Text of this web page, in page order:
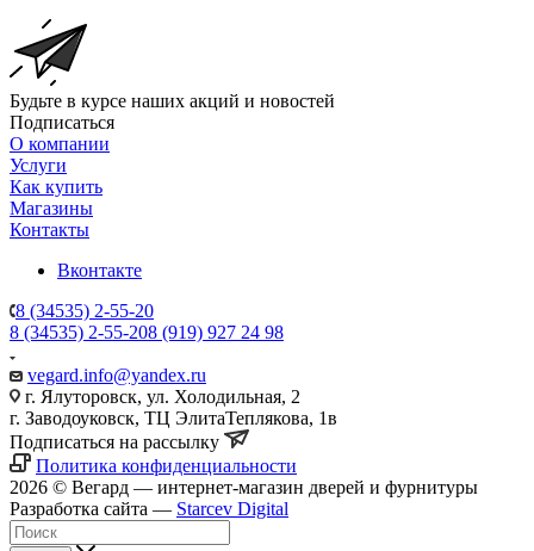
Будьте в курсе наших акций и новостей
Подписаться
О компании
Услуги
Как купить
Магазины
Контакты
Вконтакте
8 (34535) 2-55-20
8 (34535) 2-55-208 (919) 927 24 98
vegard.info@yandex.ru
г. Ялуторовск, ул. Холодильная, 2
г. Заводоуковск, ​ТЦ Элита​Теплякова, 1в
Подписаться на рассылку
Политика конфиденциальности
2026 © Вегард — интернет-магазин дверей и фурнитуры
Разработка сайта — Starcev Digital